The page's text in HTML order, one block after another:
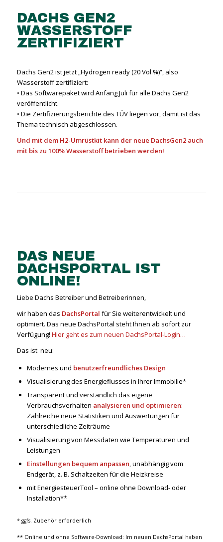
DACHS GEN2
WASSERSTOFF
ZERTIFIZIERT
Dachs Gen2 ist jetzt „Hydrogen ready (20 Vol.%)“, also
Wasserstoff zertifiziert:
• Das Softwarepaket wird Anfang Juli für alle Dachs Gen2
veröffentlicht.
• Die Zertifizierungsberichte des TÜV liegen vor, damit ist das
Thema technisch abgeschlossen.
Und mit dem H2-Umrüstkit kann der neue DachsGen2 auch
mit bis zu 100% Wasserstoff betrieben werden!
DAS NEUE
DACHSPORTAL IST
ONLINE!
Liebe Dachs Betreiber und Betreiberinnen,
wir haben das DachsPortal für Sie weiterentwickelt und
optimiert. Das neue DachsPortal steht Ihnen ab sofort zur
Verfügung! Hier geht es zum neuen DachsPortal-Login…
Das ist neu:
Modernes und benutzerfreundliches Design
Visualisierung des Energieflusses in Ihrer Immobilie*
Transparent und verständlich das eigene
Verbrauchsverhalten analysieren und optimieren:
Zahlreiche neue Statistiken und Auswertungen für
unterschiedliche Zeiträume
Visualisierung von Messdaten wie Temperaturen und
Leistungen
Einstellungen bequem anpassen, unabhängig vom
Endgerät, z. B. Schaltzeiten für die Heizkreise
mit EnergiesteuerTool – online ohne Download- oder
Installation**
* ggfs. Zubehör erforderlich
** Online und ohne Software-Download: Im neuen DachsPortal haben